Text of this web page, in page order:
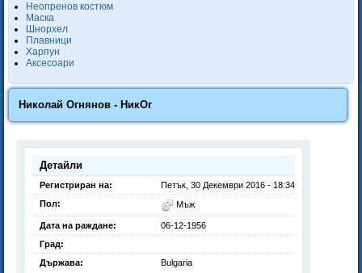
Неопренов костюм
Маска
Шнорхел
Плавници
Харпун
Аксесоари
Николай Огнянов - НикОг
Детайли
Регистриран на:
Петък, 30 Декември 2016 - 18:34
Пол:
Мъж
Дата на раждане:
06-12-1956
Град:
Държава:
Bulgaria